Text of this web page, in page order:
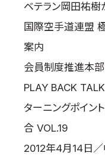
ベテラン岡田祐
国際空手道連盟
案内
会員制度推進本
PLAY BACK TALK
ターニングポイン
合 VOL.19
2012年4月14日